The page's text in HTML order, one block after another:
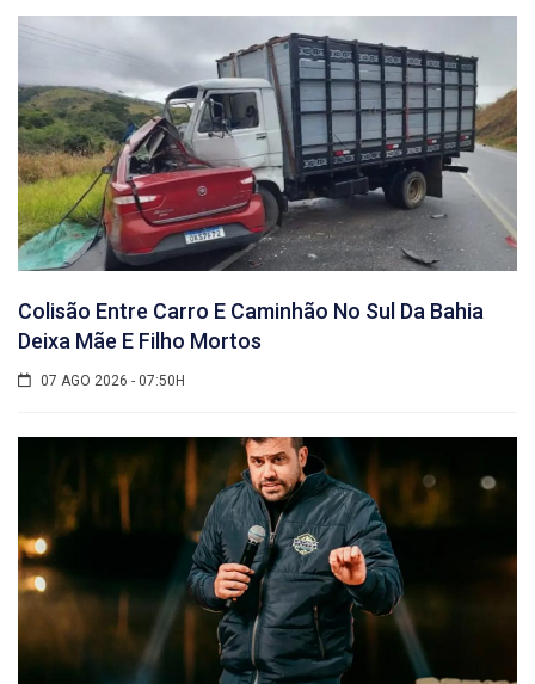
Colisão Entre Carro E Caminhão No Sul Da Bahia
Deixa Mãe E Filho Mortos
07 AGO 2026 - 07:50H